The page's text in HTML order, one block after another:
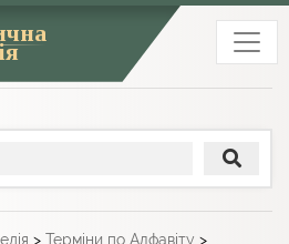
> Терміни по Алфавіту >